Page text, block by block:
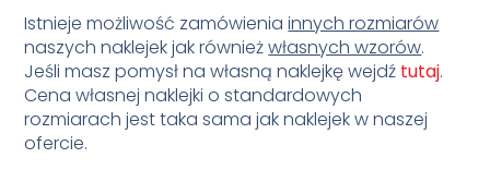
Istnieje możliwość zamówieniainnych rozmiarów
naszych naklejek jak równieżwłasnych wzorów.
Jeśli masz pomysł na własną naklejkę wejdź tutaj.
Cena własnej naklejki o standardowych
rozmiarach jest taka sama jak naklejek w naszej
ofercie.